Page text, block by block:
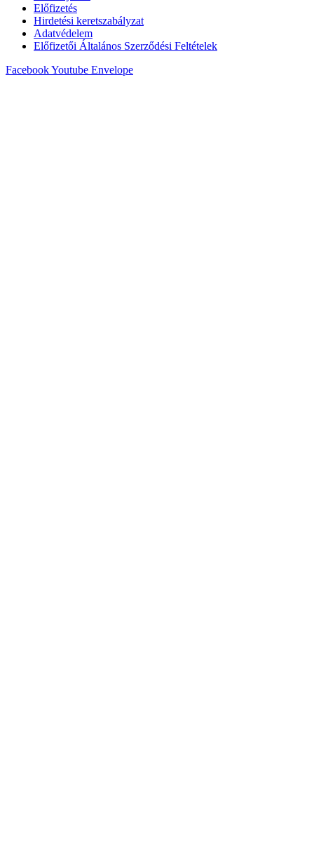
Előfizetés
Hirdetési keretszabályzat
Adatvédelem
Előfizetői Általános Szerződési Feltételek
FacebookYoutube Envelope